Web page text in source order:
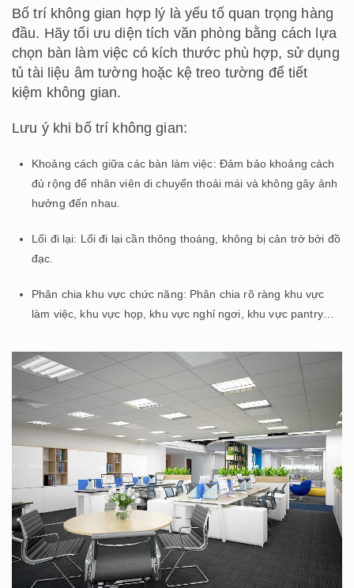
Bố trí không gian hợp lý là yếu tố quan trọng hàng
đầu. Hãy tối ưu diện tích văn phòng bằng cách lựa
chọn bàn làm việc có kích thước phù hợp, sử dụng
tủ tài liệu âm tường hoặc kệ treo tường để tiết
kiệm không gian.
Lưu ý khi bố trí không gian:
Khoảng cách giữa các bàn làm việc: Đảm bảo khoảng cách
đủ rộng để nhân viên di chuyển thoải mái và không gây ảnh
hưởng đến nhau.
Lối đi lại: Lối đi lại cần thông thoáng, không bị cản trở bởi đồ
đạc.
Phân chia khu vực chức năng: Phân chia rõ ràng khu vực
làm việc, khu vực họp, khu vực nghỉ ngơi, khu vực pantry…